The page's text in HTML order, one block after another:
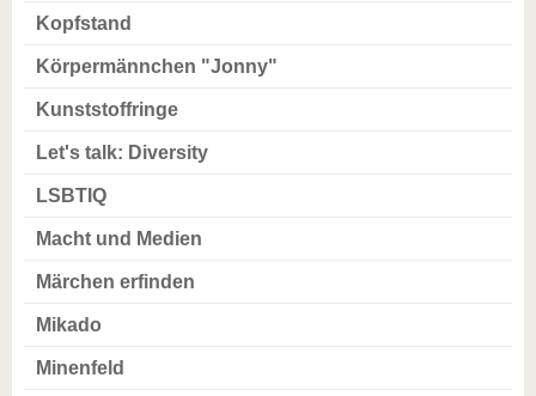
Kopfstand
Körpermännchen "Jonny"
Kunststoffringe
Let's talk: Diversity
LSBTIQ
Macht und Medien
Märchen erfinden
Mikado
Minenfeld